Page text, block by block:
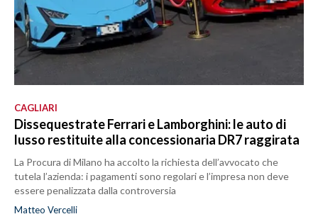
CAGLIARI
Dissequestrate Ferrari e Lamborghini: le auto di
lusso restituite alla concessionaria DR7 raggirata
La Procura di Milano ha accolto la richiesta dell’avvocato che
tutela l’azienda: i pagamenti sono regolari e l’impresa non deve
essere penalizzata dalla controversia
Matteo Vercelli